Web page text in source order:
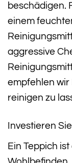
beschädigen.
einem
aggressive
empfehlen wir
reinigen zu
Investieren
Ein Teppich